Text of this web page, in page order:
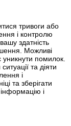
тривоги або
і контролю
здатність
Можливі
помилок.
та діяти
і
та зберігати
і